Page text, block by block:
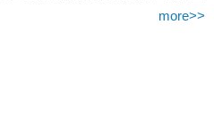
more>>